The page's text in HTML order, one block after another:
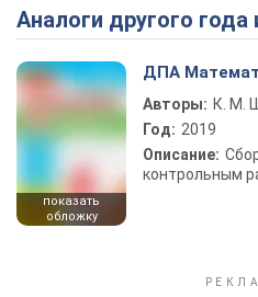
Аналоги другого
показать
обложку
ДПА
Авторы: К. М.
Год: 2019
Описание:
контрольным